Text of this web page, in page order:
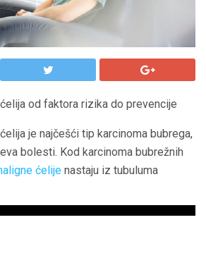
od faktora rizika do prevencije
je najčešći tip karcinoma bubrega,
bolesti. Kod karcinoma bubrežnih
ćelije nastaju iz tubuluma